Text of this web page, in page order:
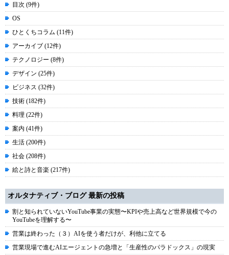
目次 (9件)
OS
ひとくちコラム (11件)
アーカイブ (12件)
テクノロジー (8件)
デザイン (25件)
ビジネス (32件)
技術 (182件)
料理 (22件)
案内 (41件)
生活 (200件)
社会 (208件)
絵と詩と音楽 (217件)
オルタナティブ・ブログ 最新の投稿
割と知られていないYouTube事業の実態〜KPIや売上高など世界規模で今の
YouTubeを理解する〜
営業は終わった（３）AIを使う者だけが、利他に立てる
営業現場で進むAIエージェントの急増と「生産性のパラドックス」の現実